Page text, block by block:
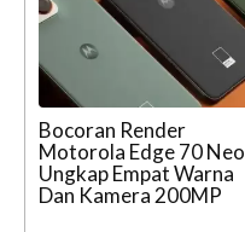
Bocoran Render
Motorola Edge 70 Neo
Ungkap Empat Warna
Dan Kamera 200MP